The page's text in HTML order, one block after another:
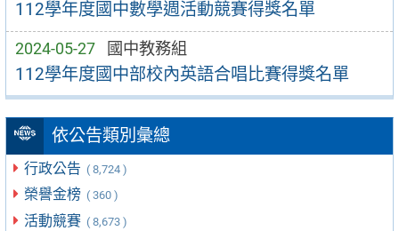
112學年度國中數學週活動競賽得獎名單
2024-05-27 國中教務組
112學年度國中部校內英語合唱比賽得獎名單
依公告類別彙總
行政公告 ( 8,724 )
榮譽金榜 ( 360 )
活動競賽 ( 8,673 )